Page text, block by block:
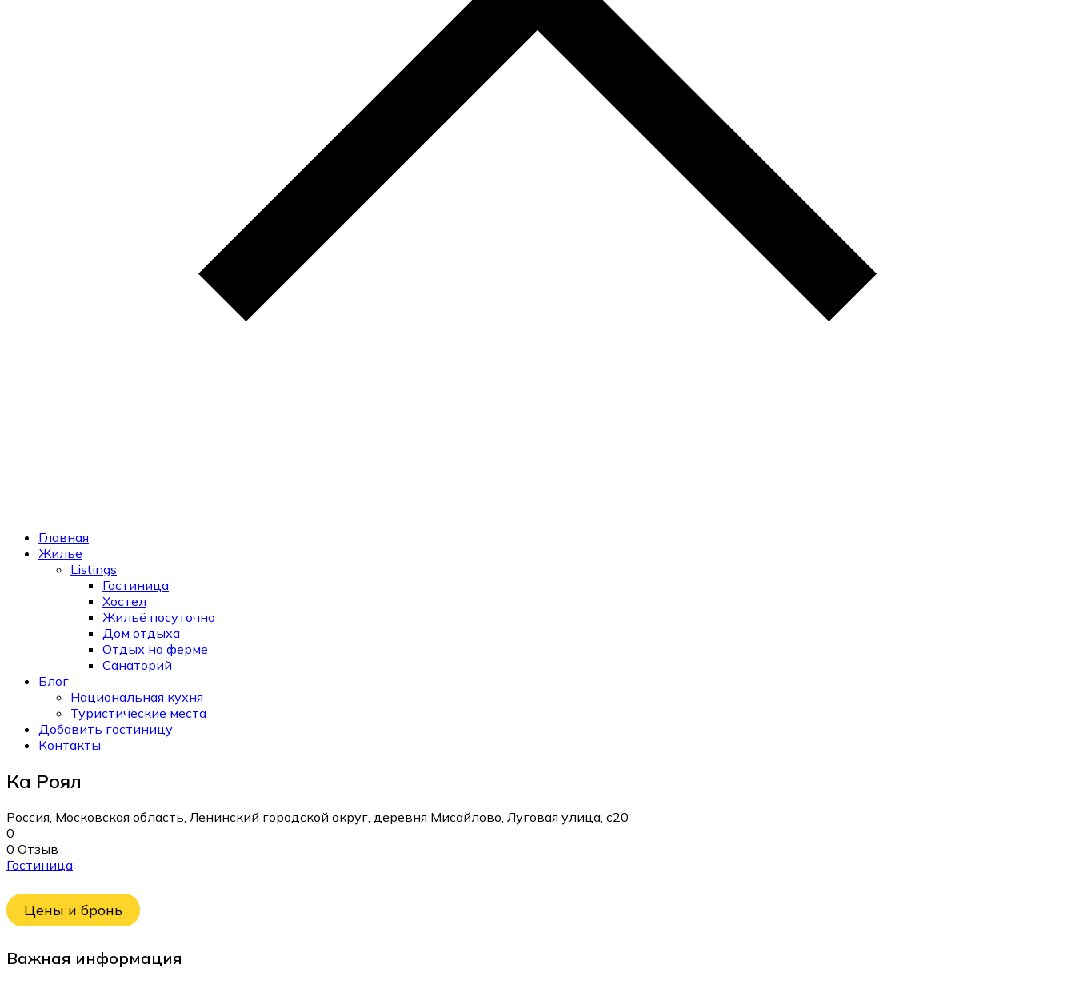
Главная
Жилье
Listings
Гостиница
Хостел
Жильё посуточно
Дом отдыха
Отдых на ферме
Санаторий
Блог
Национальная кухня
Туристические места
Добавить гостиницу
Контакты
Ка Роял
Россия, Московская область, Ленинский городской округ, деревня Мисайлово, Луговая улица, с20
0
0 Отзыв
Гостиница
Цены и бронь
Важная информация